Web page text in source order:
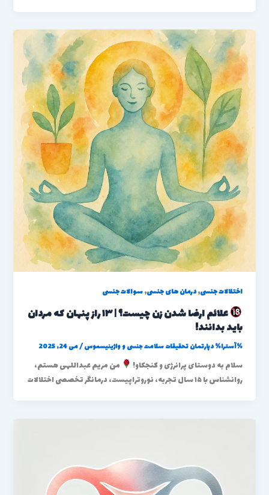
اختلالات جنسی,درمان های جنسی,سوالات جنسی
علائم ارضا شدن زن چیست؟ | ۱۳ راز پنهان که مردان
باید بدانند!
%آسترا%دپارتمان تحقیقات سلامت جنسی و واژینیسموس/می 24, 2025
سلام به دوستای پرانرژی و کنجکاو!
من مریم عبداللهی هستم،
روانشناس با ۱۵ سال تجربه، نوروتراپیست، درمانگر تخصصی اختلالات